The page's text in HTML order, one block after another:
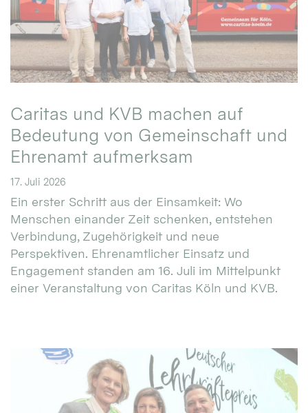
Caritas und KVB machen auf
Bedeutung von Gemeinschaft und
Ehrenamt aufmerksam
17. Juli 2026
Ein erster Schritt aus der Einsamkeit: Wo
Menschen einander Zeit schenken, entstehen
Verbindung, Zugehörigkeit und neue
Perspektiven. Ehrenamtlicher Einsatz und
Engagement standen am 16. Juli im Mittelpunkt
einer Veranstaltung von Caritas Köln und KVB.